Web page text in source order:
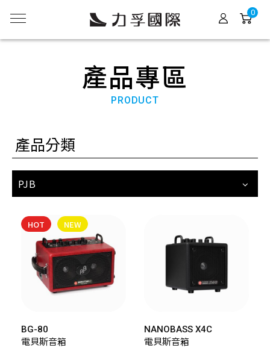
產品專區
PRODUCT
產品分類
PJB
HOT NEW
BG-80
電貝斯音箱
NANOBASS X4C
電貝斯音箱
0